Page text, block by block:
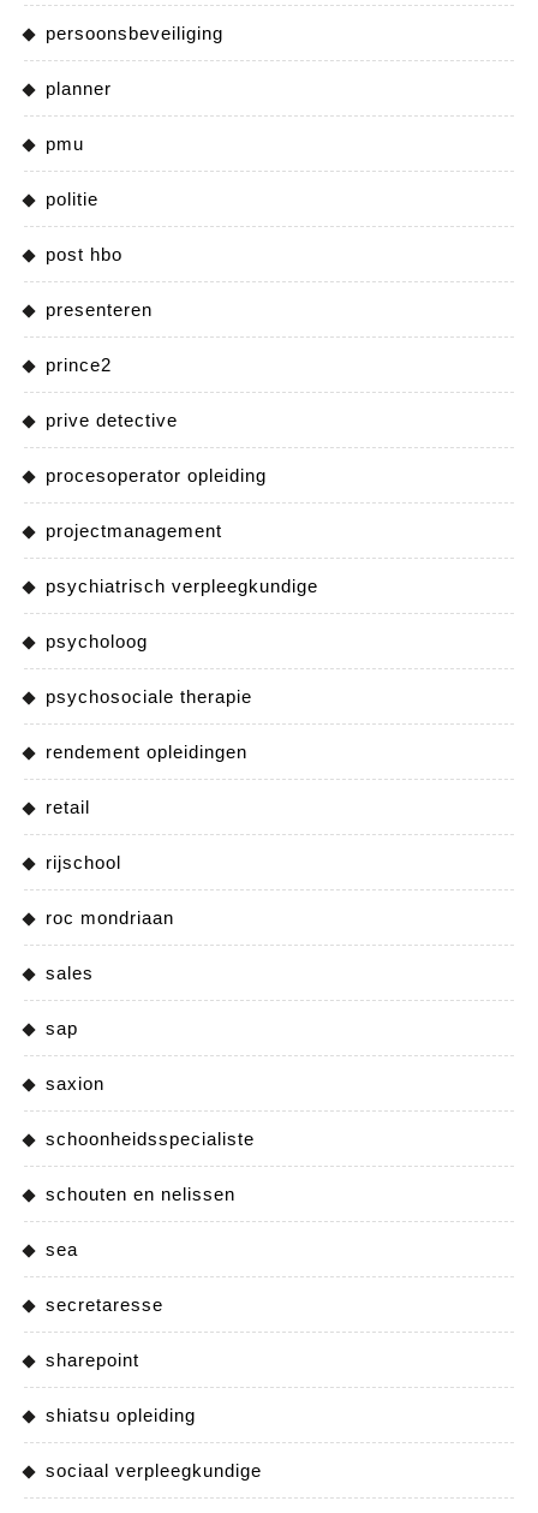
persoonsbeveiliging
planner
pmu
politie
post hbo
presenteren
prince2
prive detective
procesoperator opleiding
projectmanagement
psychiatrisch verpleegkundige
psycholoog
psychosociale therapie
rendement opleidingen
retail
rijschool
roc mondriaan
sales
sap
saxion
schoonheidsspecialiste
schouten en nelissen
sea
secretaresse
sharepoint
shiatsu opleiding
sociaal verpleegkundige